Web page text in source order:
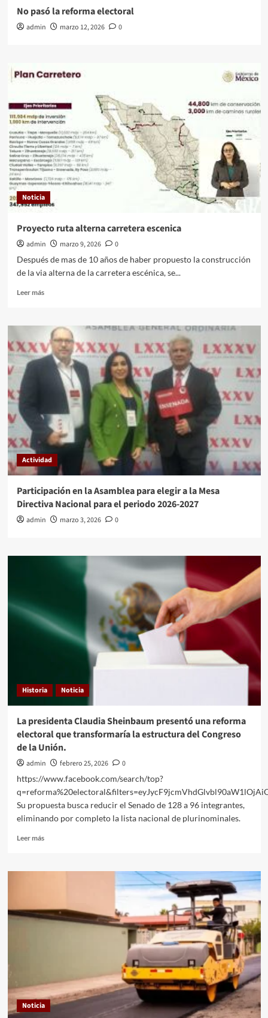
No pasó la reforma electoral
admin marzo 12, 2026 0
Noticia
Proyecto ruta alterna carretera escenica
admin marzo 9, 2026
0
Después de mas de 10 años de haber propuesto la construcción
de la via alterna de la carretera escénica, se...
Leer másLeer
Proyecto
ruta
alterna
carretera
escenica
Actividad
Participación en la Asamblea para elegir a la Mesa
Directiva Nacional para el periodo 2026-2027
admin marzo 3, 2026 0
Historia Noticia
La presidenta Claudia Sheinbaum presentó una reforma
electoral que transformaría la estructura del Congreso
de la Unión.
admin febrero 25, 2026
0
https://www.facebook.com/search/top?
Su propuesta busca reducir el Senado de 128 a 96 integrantes,
eliminando por completo la lista nacional de plurinominales.
Leer másLeer
La
presentó
la
estructura
del
Noticia